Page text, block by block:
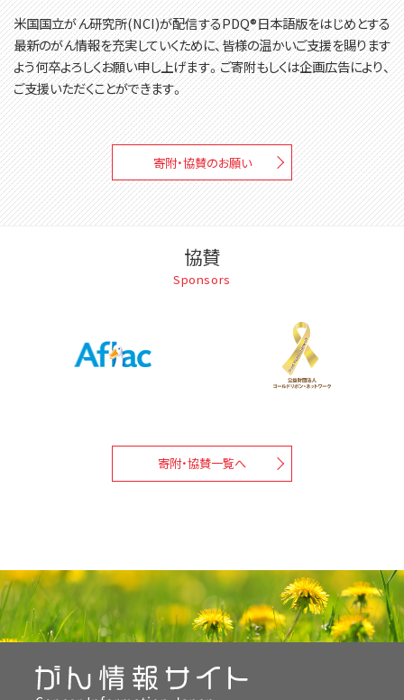
米国国立がん研究所(NCI)が配信するPDQ®日本語版をはじめとする
最新のがん情報を充実していくために、皆様の温かいご支援を賜ります
よう何卒よろしくお願い申し上げます。ご寄附もしくは企画広告により、
ご支援いただくことができます。
寄附・協賛のお願い
協賛
Sponsors
寄附・協賛一覧へ